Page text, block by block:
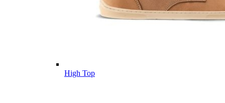
High Top